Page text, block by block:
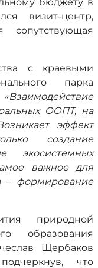
визит-центр,
сопутствующая
с краевыми
парка
«Взаимодействие
ООПТ, на
эффект
создание
экосистемных
важное для
– формирование
природной
образования
Щербаков
что